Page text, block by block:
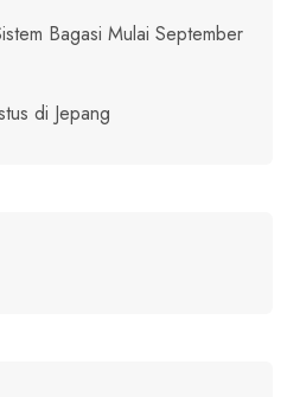
Bagasi Mulai September
di Jepang